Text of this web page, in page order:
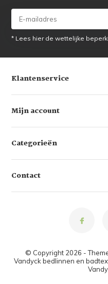
* Lees hier de wettelijke
Klantenservice
Mijn account
Categorieën
Contact
© Copyright 2026 -
Vandyck bedlinnen en